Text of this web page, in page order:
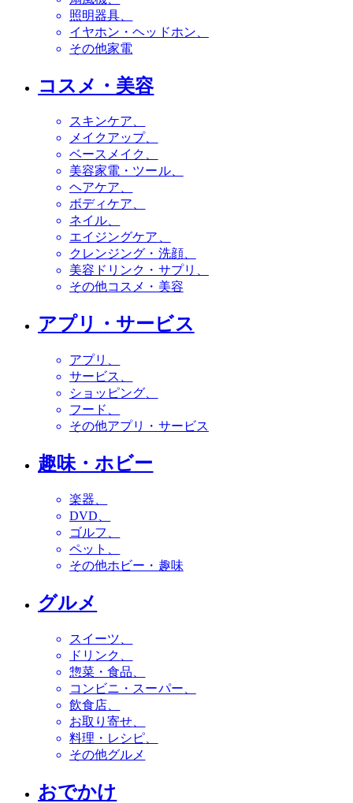
照明器具
イヤホン・ヘッドホン
その他家電
コスメ・美容
スキンケア
メイクアップ
ベースメイク
美容家電・ツール
ヘアケア
ボディケア
ネイル
エイジングケア
クレンジング・洗顔
美容ドリンク・サプリ
その他コスメ・美容
アプリ・サービス
アプリ
サービス
ショッピング
フード
その他アプリ・サービス
趣味・ホビー
楽器
DVD
ゴルフ
ペット
その他ホビー・趣味
グルメ
スイーツ
ドリンク
惣菜・食品
コンビニ・スーパー
飲食店
お取り寄せ
料理・レシピ
その他グルメ
おでかけ